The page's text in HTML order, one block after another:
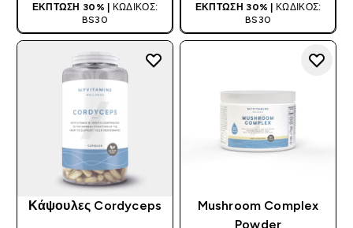
ΈΚΠΤΩΣΗ 30% | ΚΩΔΙΚΌΣ:
BS30
ΈΚΠΤΩΣΗ 30% | ΚΩΔΙΚΌΣ:
BS30
Κάψουλες Cordyceps
Mushroom Complex
Powder